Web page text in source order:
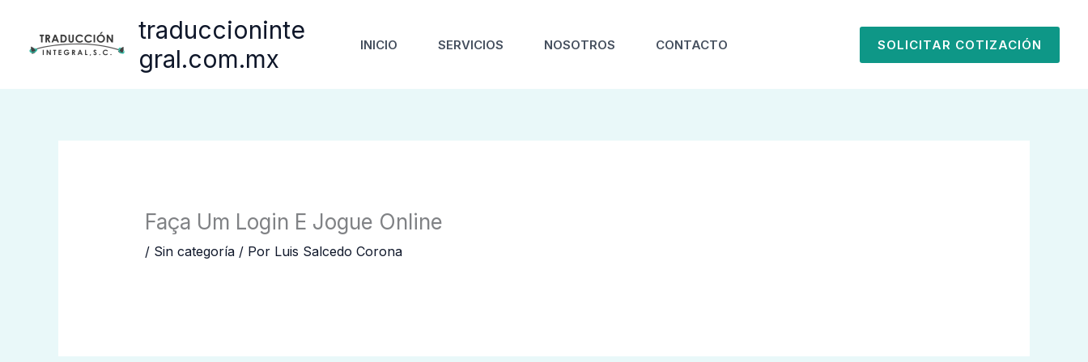
contenido
traduccioninte
gral.com.mx
INICIO SERVICIOS NOSOTROS CONTACTO SOLICITAR COTIZACIÓN
Faça Um Login E Jogue Online
/ Sin categoría/ Por Luis Salcedo Corona